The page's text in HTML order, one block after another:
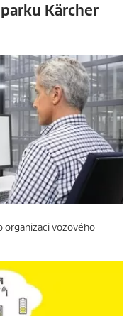
Kärcher
organizaci vozového